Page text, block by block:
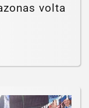
volta